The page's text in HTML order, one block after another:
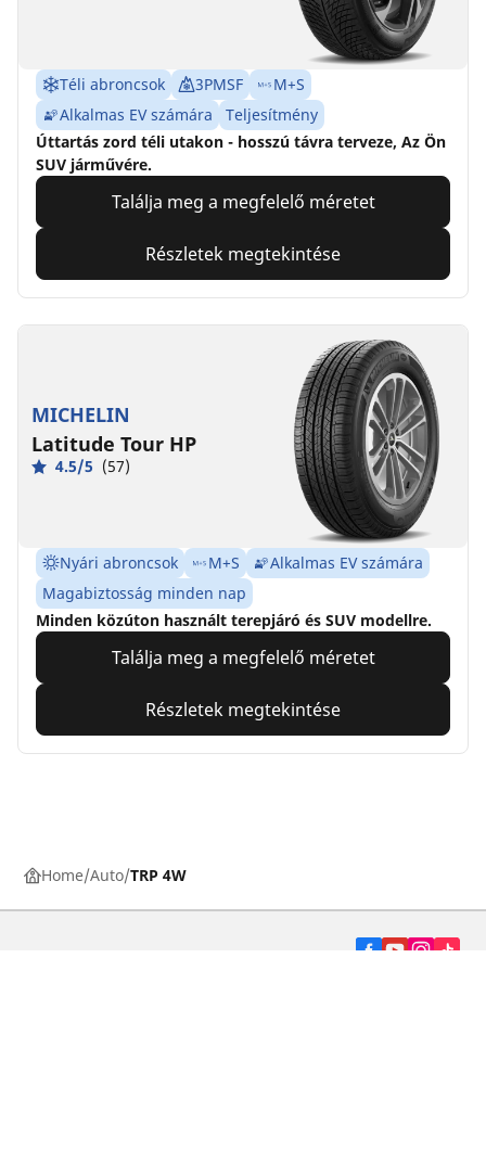
Téli abroncsok 3PMSF
M+S
Alkalmas EV számára
Teljesítmény
Úttartás zord téli utakon - hosszú távra terveze, Az Ön
SUV járművére.
Találja meg a megfelelő méretet
Részletek megtekintése
MICHELIN
Latitude Tour HP
4.5/5 (57)
Nyári abroncsok M+S
Alkalmas EV számára
Magabiztosság minden nap
Minden közúton használt terepjáró és SUV modellre.
Találja meg a megfelelő méretet
Részletek megtekintése
Home Auto TRP 4W